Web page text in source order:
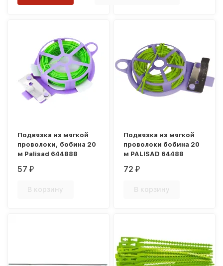
Подвязка из мягкой
проволоки, бобина 20
м Palisad 644888
57₽
В корзину
Подвязка из мягкой
проволоки бобина 20
м PALISAD 64488
72₽
В корзину